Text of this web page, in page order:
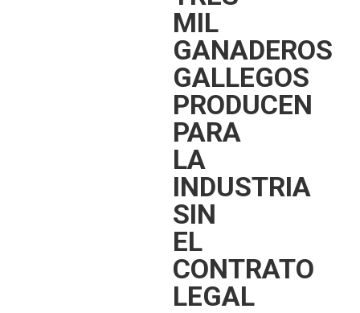
MIL
GANADEROS
GALLEGOS
PRODUCEN
PARA
LA
INDUSTRIA
SIN
EL
CONTRATO
LEGAL